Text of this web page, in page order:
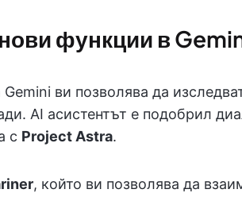
функции в
Gemini ви позволява да
AI асистентът е подобрил
с Project Astra.
, който ви позволява да